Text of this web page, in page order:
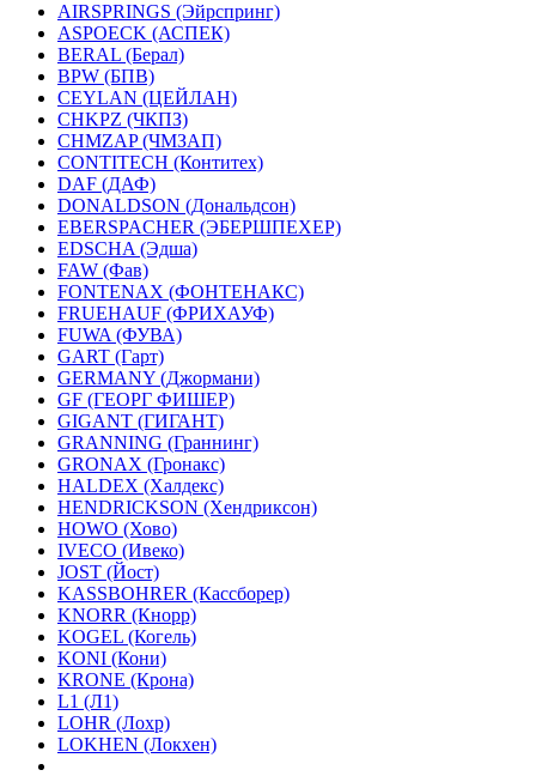
AIRSPRINGS (Эйрспринг)
ASPOECK (АСПЕК)
BERAL (Берал)
BPW (БПВ)
CEYLAN (ЦЕЙЛАН)
CHKPZ (ЧКПЗ)
CHMZAP (ЧМЗАП)
CONTITECH (Контитех)
DAF (ДАФ)
DONALDSON (Дональдсон)
EBERSPACHER (ЭБЕРШПЕХЕР)
EDSCHA (Эдша)
FAW (Фав)
FONTENAX (ФОНТЕНАКС)
FRUEHAUF (ФРИХАУФ)
FUWA (ФУВА)
GART (Гарт)
GERMANY (Джормани)
GF (ГЕОРГ ФИШЕР)
GIGANT (ГИГАНТ)
GRANNING (Граннинг)
GRONAX (Гронакс)
HALDEX (Халдекс)
HENDRICKSON (Хендриксон)
HOWO (Хово)
IVECO (Ивеко)
JOST (Йост)
KASSBOHRER (Касcборер)
KNORR (Кнорр)
KOGEL (Когель)
KONI (Кони)
KRONE (Крона)
L1 (Л1)
LOHR (Лохр)
LOKHEN (Локхен)